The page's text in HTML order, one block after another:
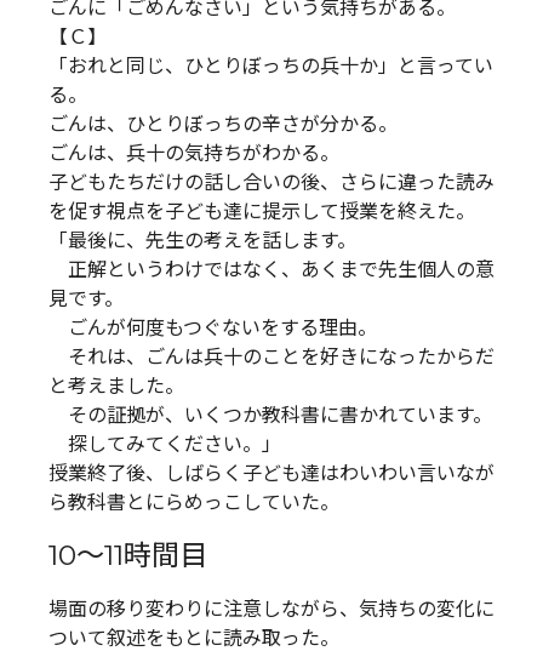
ごんに「ごめんなさい」という気持ちがある。
【Ｃ】
「おれと同じ、ひとりぼっちの兵十か」と言ってい
る。
ごんは、ひとりぼっちの辛さが分かる。
ごんは、兵十の気持ちがわかる。
子どもたちだけの話し合いの後、さらに違った読み
を促す視点を子ども達に提示して授業を終えた。
「最後に、先生の考えを話します。
正解というわけではなく、あくまで先生個人の意
見です。
ごんが何度もつぐないをする理由。
それは、ごんは兵十のことを好きになったからだ
と考えました。
その証拠が、いくつか教科書に書かれています。
探してみてください。」
授業終了後、しばらく子ども達はわいわい言いなが
ら教科書とにらめっこしていた。
10～11時間目
場面の移り変わりに注意しながら、気持ちの変化に
ついて叙述をもとに読み取った。